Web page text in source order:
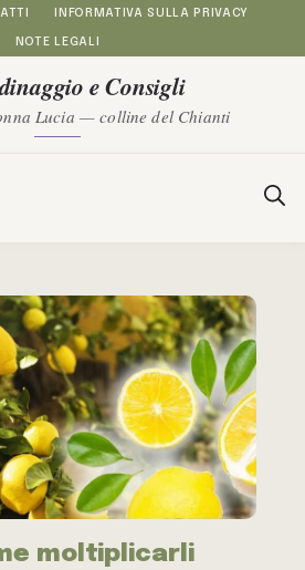
INFORMATIVA SULLA PRIVACY
NOTE LEGALI
e Consigli
Lucia — colline del Chianti
moltiplicarli